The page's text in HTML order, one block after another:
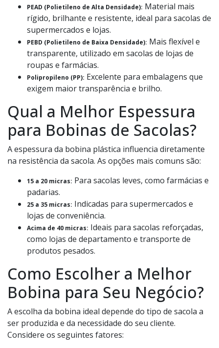
PEAD (Polietileno de Alta Densidade): Material mais
rígido, brilhante e resistente, ideal para sacolas de
supermercados e lojas.
PEBD (Polietileno de Baixa Densidade): Mais flexível e
transparente, utilizado em sacolas de lojas de
roupas e farmácias.
Polipropileno (PP): Excelente para embalagens que
exigem maior transparência e brilho.
Qual a Melhor Espessura
para Bobinas de Sacolas?
A espessura da bobina plástica influencia diretamente
na resistência da sacola. As opções mais comuns são:
15 a 20 micras: Para sacolas leves, como farmácias e
padarias.
25 a 35 micras: Indicadas para supermercados e
lojas de conveniência.
Acima de 40 micras: Ideais para sacolas reforçadas,
como lojas de departamento e transporte de
produtos pesados.
Como Escolher a Melhor
Bobina para Seu Negócio?
A escolha da bobina ideal depende do tipo de sacola a
ser produzida e da necessidade do seu cliente.
Considere os seguintes fatores: